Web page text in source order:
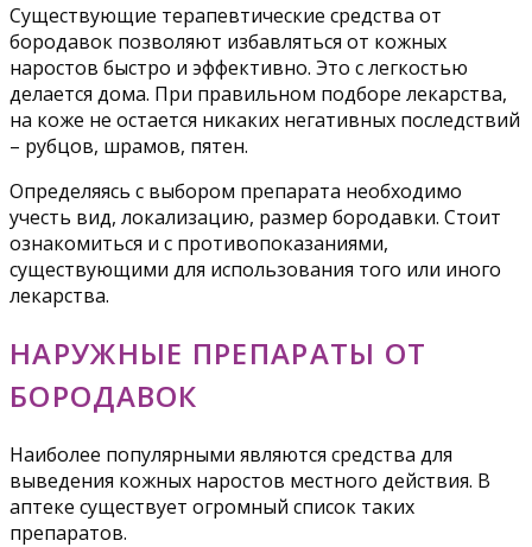
Существующие терапевтические средства от
бородавок позволяют избавляться от кожных
наростов быстро и эффективно. Это с легкостью
делается дома. При правильном подборе лекарства,
на коже не остается никаких негативных последствий
– рубцов, шрамов, пятен.
Определяясь с выбором препарата необходимо
учесть вид, локализацию, размер бородавки. Стоит
ознакомиться и с противопоказаниями,
существующими для использования того или иного
лекарства.
НАРУЖНЫЕ ПРЕПАРАТЫ ОТ
БОРОДАВОК
Наиболее популярными являются средства для
выведения кожных наростов местного действия. В
аптеке существует огромный список таких
препаратов.